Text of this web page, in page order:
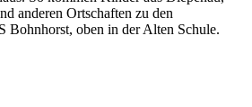
anderen Ortschaften zu den
Bohnhorst, oben in der Alten Schule.